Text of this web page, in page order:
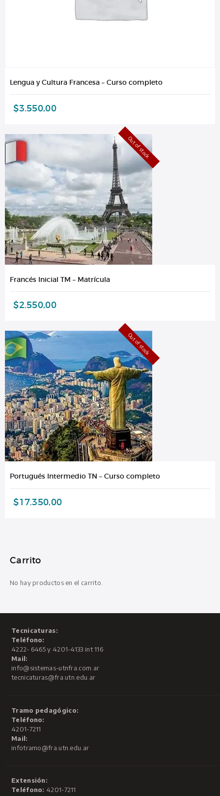
Lengua y Cultura Francesa – Curso completo
$3.550,00
Out of stock
Francés Inicial TM – Matrícula
$2.550,00
Out of stock
Portugués Intermedio TN – Curso completo
$17.350,00
Carrito
No hay productos en el carrito.
Tecnicaturas:
Teléfono:
4222- 6465 y 4201-4133 int 116
Mail:
info@sistemas-utnfra.com.ar
tecnicaturas@fra.utn.edu.ar
Tramo pedagógico:
Teléfono:
4201-7211
Mail:
infotramo@fra.utn.edu.ar
Extensión:
Teléfono: 4201-7211